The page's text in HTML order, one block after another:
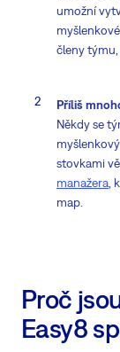
umožní
členy
Příliš
Někdy se
stovkami
manažera,
map.
Proč
Easy8